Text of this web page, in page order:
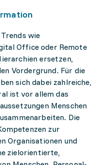
wie
Office oder Remote
ersetzen,
Vordergrund. Für die
sich dabei zahlreiche,
ist vor allem das
Menschen
Die
zur
Organisationen und
zielorientierte,